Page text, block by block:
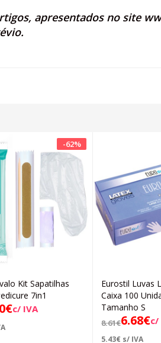
apresentados no site
-62%
Adicionar
Kit Sapatilhas
7in1
€c/ IVA
Eurostil Luvas
Caixa 100
Tamanho S
8.61€6.68€c/
5.43€ s/ IVA